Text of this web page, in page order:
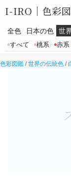
I-IRO｜ 色彩
全色 日本の色 世
すべて 桃系 赤系
色彩図鑑 / 世界の伝統色 /